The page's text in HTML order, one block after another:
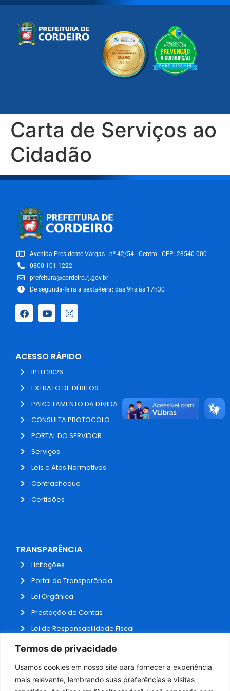
Termos de privacidade
Usamos cookies em nosso site para fornecer a experiência
mais relevante, lembrando suas preferências e visitas
Carta de Serviços ao
Cidadão
Avenida Presidente Vargas - nº 42/54 - Centro - CEP: 28540-000
0800 101 1222
prefeitura@cordeiro.rj.gov.br
De segunda-feira a sexta-feira: das 9hs às 17h30
ACESSO RÁPIDO
IPTU 2026
EXTRATO DE DÉBITOS
PARCELAMENTO DA DÍVIDA
CONSULTA PROTOCOLO
PORTAL DO SERVIDOR
Serviços
Leis e Atos Normativos
Contracheque
Certidões
TRANSPARÊNCIA
Licitações
Portal da Transparência
Lei Orgânica
Prestação de Contas
Lei de Responsabilidade Fiscal
Receitas e Despesas
Fale Conosco